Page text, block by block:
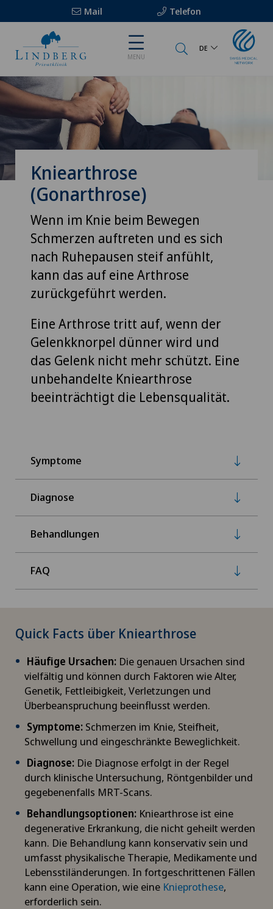
Mail Telefon
MENU
DE
Kniearthrose
(Gonarthrose)
Wenn im Knie beim Bewegen
Schmerzen auftreten und es sich
nach Ruhepausen steif anfühlt,
kann das auf eine Arthrose
zurückgeführt werden.
Eine Arthrose tritt auf, wenn der
Gelenkknorpel dünner wird und
das Gelenk nicht mehr schützt. Eine
unbehandelte Kniearthrose
beeinträchtigt die Lebensqualität.
Symptome
Diagnose
Behandlungen
FAQ
Quick Facts über Kniearthrose
Häufige Ursachen: Die genauen Ursachen sind
vielfältig und können durch Faktoren wie Alter,
Genetik, Fettleibigkeit, Verletzungen und
Überbeanspruchung beeinflusst werden.
Symptome: Schmerzen im Knie, Steifheit,
Schwellung und eingeschränkte Beweglichkeit.
Diagnose: Die Diagnose erfolgt in der Regel
durch klinische Untersuchung, Röntgenbilder und
gegebenenfalls MRT-Scans.
Behandlungsoptionen: Kniearthrose ist eine
degenerative Erkrankung, die nicht geheilt werden
kann. Die Behandlung kann konservativ sein und
umfasst physikalische Therapie, Medikamente und
Lebensstiländerungen. In fortgeschrittenen Fällen
kann eine Operation, wie eine Knieprothese,
erforderlich sein.